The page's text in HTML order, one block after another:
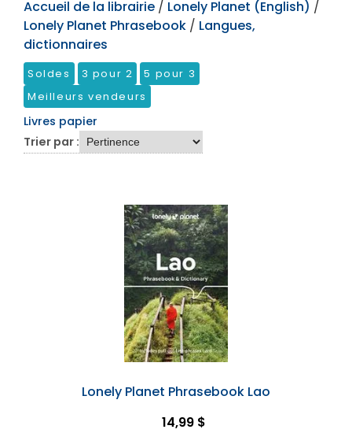
Accueil de la librairie / Lonely Planet (English) /
Lonely Planet Phrasebook / Langues,
dictionnaires
Soldes 3 pour 2
5 pour 3
Meilleurs vendeurs
Livres papier
Trier par :
Lonely Planet Phrasebook Lao
14,99 $